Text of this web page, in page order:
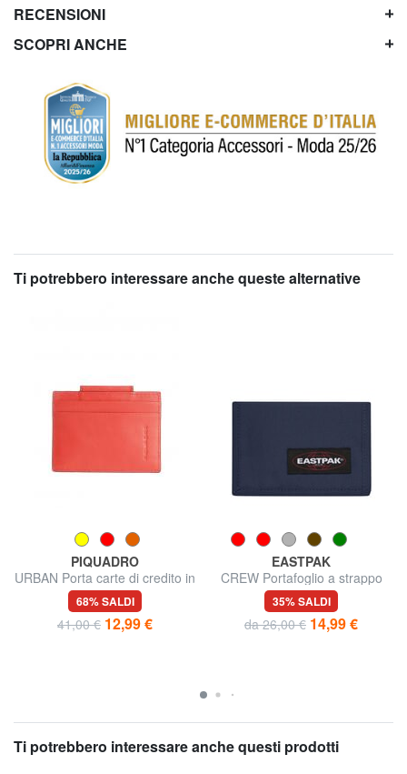
RECENSIONI
SCOPRI ANCHE
Ti potrebbero interessare anche queste alternative
PIQUADRO
URBAN Porta carte di credito in
pelle
68% SALDI
41,00 € 12,99 €
EASTPAK
CREW Portafoglio a strappo
35% SALDI
da 26,00 € 14,99 €
Ti potrebbero interessare anche questi prodotti